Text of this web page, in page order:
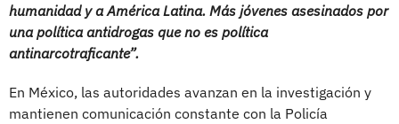
humanidad y a América Latina. Más jóvenes asesinados por
una política antidrogas que no es política
antinarcotraficante”.
En México, las autoridades avanzan en la investigación y
mantienen comunicación constante con la Policía